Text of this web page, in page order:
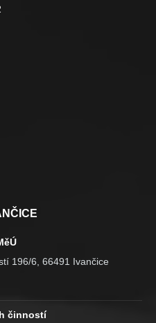
196/6, 66491 Ivančice
činností